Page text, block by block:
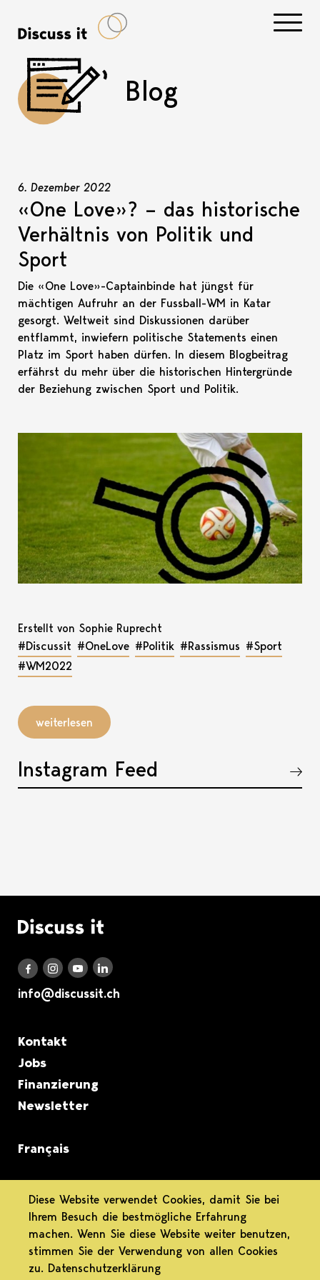
Blog
6. Dezember 2022
«One Love»? – das historische
Verhältnis von Politik und
Sport
Die «One Love»-Captainbinde hat jüngst für
mächtigen Aufruhr an der Fussball-WM in Katar
gesorgt. Weltweit sind Diskussionen darüber
entflammt, inwiefern politische Statements einen
Platz im Sport haben dürfen. In diesem Blogbeitrag
erfährst du mehr über die historischen Hintergründe
der Beziehung zwischen Sport und Politik.
Erstellt von Sophie Ruprecht
#Discussit #OneLove #Politik #Rassismus #Sport
#WM2022
weiterlesen
Instagram Feed
Akkordeon öffnen, bzw. schliessen
Logo Discuss it
Discuss it auf Facebook
Discuss it auf Instagram
Discuss it auf Youtube
Discuss it auf LinkedIn
info@discussit.ch
Metanavigation
Kontakt
Jobs
Finanzierung
Newsletter
Français
informiert.
differenziert.
engagiert.
Diese Website verwendet Cookies, damit Sie bei
Ihrem Besuch die bestmögliche Erfahrung
machen. Wenn Sie diese Website weiter benutzen,
stimmen Sie der Verwendung von allen Cookies
zu. Datenschutzerklärung